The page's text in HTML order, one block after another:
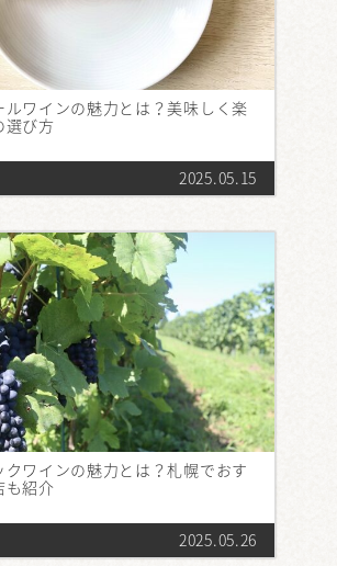
ルワインの魅力とは？美味しく楽
選び方
2025.05.15
クワインの魅力とは？札幌でおす
も紹介
2025.05.26